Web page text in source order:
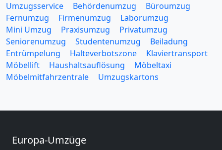
Umzugsservice Behördenumzug
Büroumzug
Fernumzug
Firmenumzug
Laborumzug
Mini Umzug
Praxisumzug
Privatumzug
Seniorenumzug
Studentenumzug
Beiladung
Entrümpelung
Halteverbotszone
Klaviertransport
Möbellift
Haushaltsauflösung
Möbeltaxi
Möbelmitfahrzentrale
Umzugskartons
Europa-Umzüge